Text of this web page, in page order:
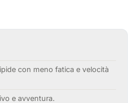
con meno fatica e velocità
e avventura.